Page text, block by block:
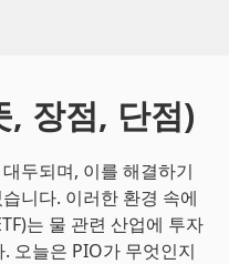
, 장점, 단점)
두되며, 이를 해결하기
니다. 이러한 환경 속에
는 물 관련 산업에 투자
오늘은 PIO가 무엇인지